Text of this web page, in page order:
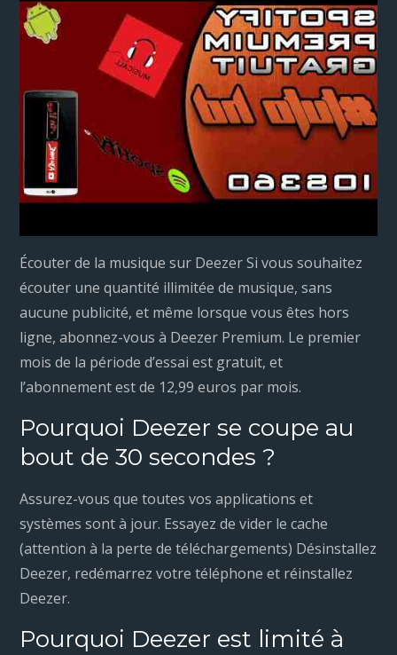
Écouter de la musique sur Deezer Si vous souhaitez
écouter une quantité illimitée de musique, sans
aucune publicité, et même lorsque vous êtes hors
ligne, abonnez-vous à Deezer Premium. Le premier
mois de la période d’essai est gratuit, et
l’abonnement est de 12,99 euros par mois.
Pourquoi Deezer se coupe au
bout de 30 secondes ?
Assurez-vous que toutes vos applications et
systèmes sont à jour. Essayez de vider le cache
(attention à la perte de téléchargements) Désinstallez
Deezer, redémarrez votre téléphone et réinstallez
Deezer.
Pourquoi Deezer est limité à